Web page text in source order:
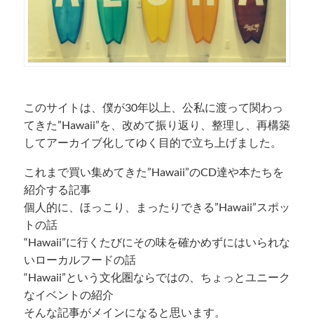
このサイトは、僕が30年以上、公私に渡って関わっ
てきた”Hawaii”を、改めて振り返り、整理し、再構築
してアーカイブ化してゆく目的で立ち上げました。
これまで買い集めてきた”Hawaii”のCD達や本たちを
紹介する記事
個人的に、ほっこり、まったりできる”Hawaii”スポッ
トの話
“Hawaii”に行くたびにその味を確かめずにはいられな
いローカルフードの話
“Hawaii”という文化圏ならではの、ちょっとユニーク
なイベントの紹介
そんな記事がメインになると思います。